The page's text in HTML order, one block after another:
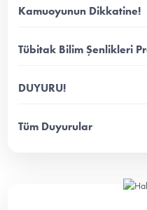
Kamuoyunun Dikkatine!
Tübitak Bilim Şenlikleri
DUYURU!
Tüm Duyurular